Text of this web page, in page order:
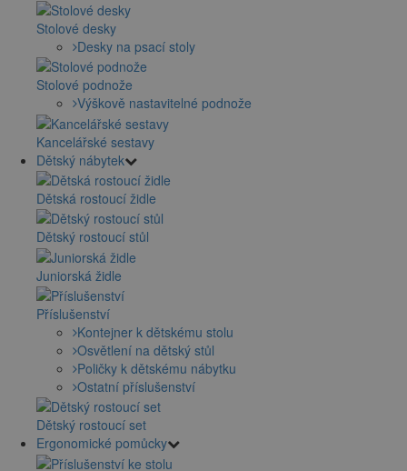
Stolové desky
Desky na psací stoly
Stolové podnože
Výškově nastavitelné podnože
Kancelářské sestavy
Dětský nábytek
Dětská rostoucí židle
Dětský rostoucí stůl
Juniorská židle
Příslušenství
Kontejner k dětskému stolu
Osvětlení na dětský stůl
Poličky k dětskému nábytku
Ostatní příslušenství
Dětský rostoucí set
Ergonomické pomůcky